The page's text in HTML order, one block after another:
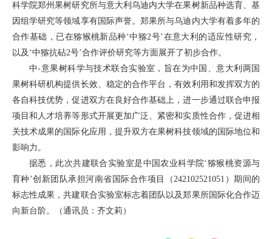
科学院郑州果树研究所与意大利乌迪内大学在果树新品种选育、基
因组学研究等领域享有国际声誉。郑果所与乌迪内大学有着多年的
合作基础，已在猕猴桃新品种‘中猕2号’在意大利的适应性研究，
以及‘中猕抗砧2号’合作评价研究等方面展开了初步合作。
中-意果树科学与技术联合实验室，旨在为中国、意大利两国
果树科研机构提供长效、稳定的合作平台，有效利用和发挥双方的
各自科技优势，促进双方在良好合作基础上，进一步通过联合申报
项目和人才培养等形式开展更加广泛、紧密和实质性合作，促进相
关技术成果的国际化应用，提升双方在果树科技领域的国际地位和
影响力。
据悉，此次共建联合实验室是中国农业科学院‘猕猴桃资源与
育种’创新团队承担河南省国际合作项目（242102521051）期间的
标志性成果，共建联合实验室标志着团队以及郑果所国际化合作迈
向新台阶。（通讯员：齐文莉）